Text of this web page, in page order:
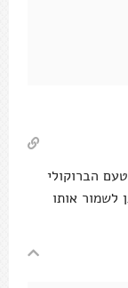
הברוקולי
לשמור אותו